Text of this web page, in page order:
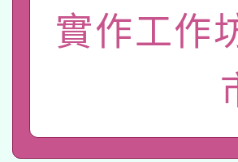
業技術研究
用水績優單
115年8月22
桃園市孔廟
開 智慧啟航
本校115學
招甄選結果
適應運動共
實作工作